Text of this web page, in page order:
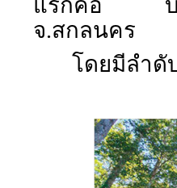
แรกคือ บริเ
จ.สกลนคร
โดยมีลำดั